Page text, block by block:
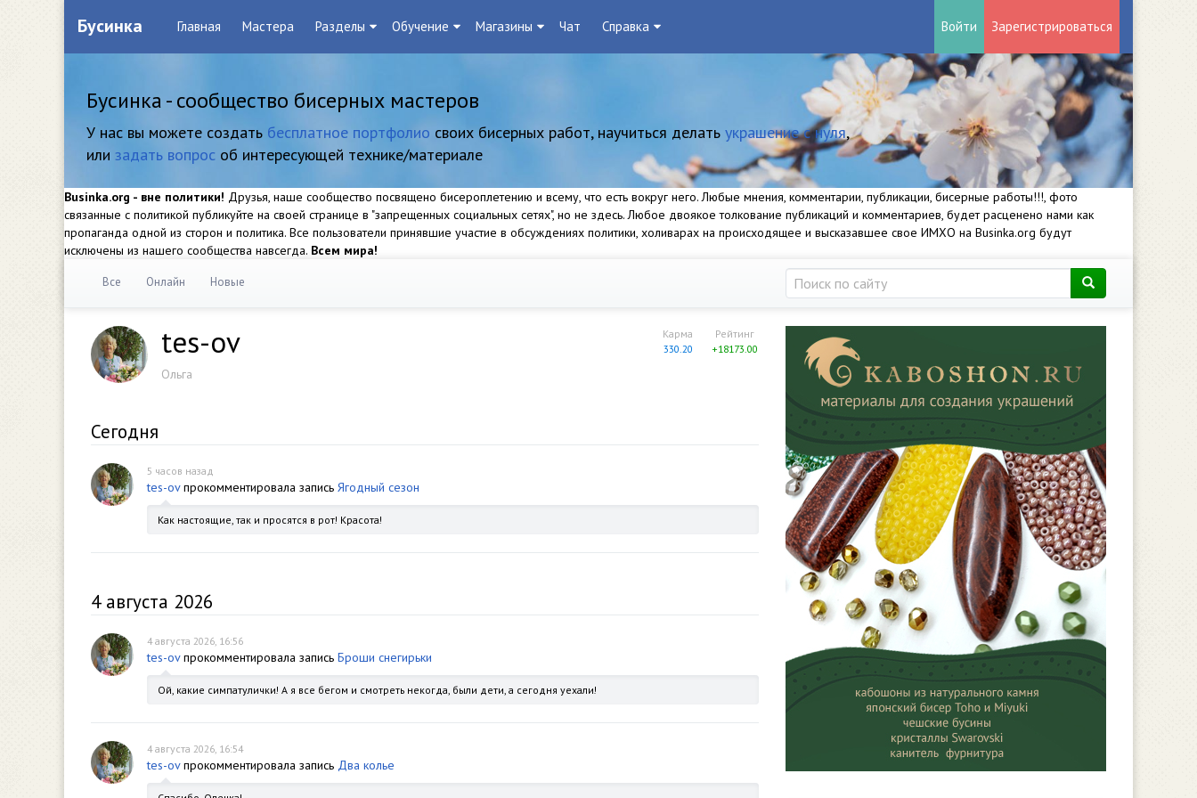
Бусинка Главная Мастера Разделы Обучение Магазины Чат Справка Войти Зарегистрироваться
Бусинка - сообщество бисерных мастеров
У нас вы можете создать бесплатное портфолио своих бисерных работ, научиться делать украшение с нуля,
или задать вопрос об интересующей технике/материале
Businka.org - вне политики! Друзья, наше сообщество посвящено бисероплетению и всему, что есть вокруг него. Любые мнения, комментарии, публикации, бисерные работы!!!, фото
связанные с политикой публикуйте на своей странице в "запрещенных социальных сетях", но не здесь. Любое двоякое толкование публикаций и комментариев, будет расценено нами как
пропаганда одной из сторон и политика. Все пользователи принявшие участие в обсуждениях политики, холиварах на происходящее и высказавшее свое ИМХО на Businka.org будут
исключены из нашего сообщества навсегда. Всем мира!
Все Онлайн Новые
Рейтинг
+18173.00
Карма
330.20
tes-ov
Ольга
Сегодня
5 часов назад
tes-ovпрокомментировала запись Ягодный сезон
Как настоящие, так и просятся в рот! Красота!
4 августа 2026
4 августа 2026, 16:56
tes-ovпрокомментировала запись Броши снегирьки
Ой, какие симпатулички! А я все бегом и смотреть некогда, были дети, а сегодня уехали!
4 августа 2026, 16:54
tes-ovпрокомментировала запись Два колье